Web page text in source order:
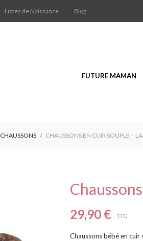
Listes de Naissance Blog
FUTURE MAMAN
CHAUSSONS CHAUSSONS EN CUIR SOUPLE –
29,90 € TTC
Chaussons bébé en